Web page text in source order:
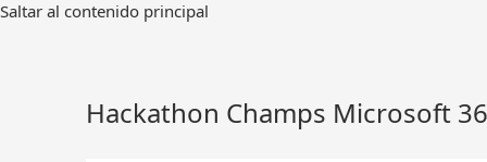
Ir
Saltar al contenido principal
Hackathon Champs Microsoft